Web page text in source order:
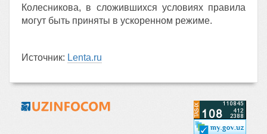
Колесникова, в сложившихся условиях правила
могут быть приняты в ускоренном режиме.
Источник: Lenta.ru